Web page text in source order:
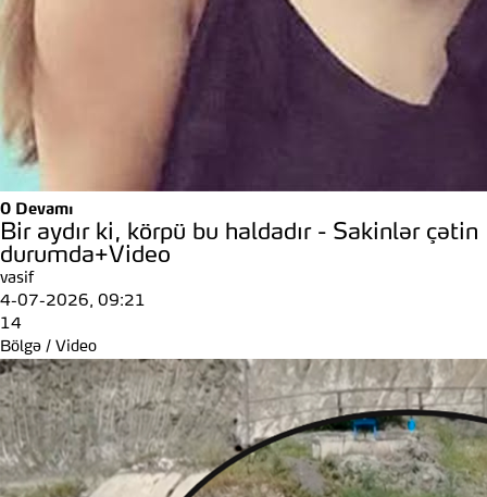
0 Devamı
Bir aydır ki, körpü bu haldadır - Sakinlər çətin
durumda+Video
vasif
4-07-2026, 09:21
14
Bölgə / Video